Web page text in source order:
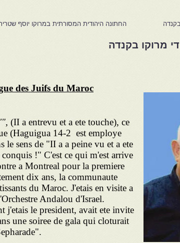
החתונה היהודית המסורתית במרוקו יוסף
des Juifs du Maroc
(II a entrevu et a ete touche), ce
(Haguigua 14-2 est employe
le sens de "II a a peine vu et a ete
!" C'est ce qui m'est arrive
a Montreal pour la premiere
dix ans, la communaute
du Maroc. J'etais en visite a
Andalou d'Israel.
j'etais le president, avait ete invite
une soiree de gala qui cloturait